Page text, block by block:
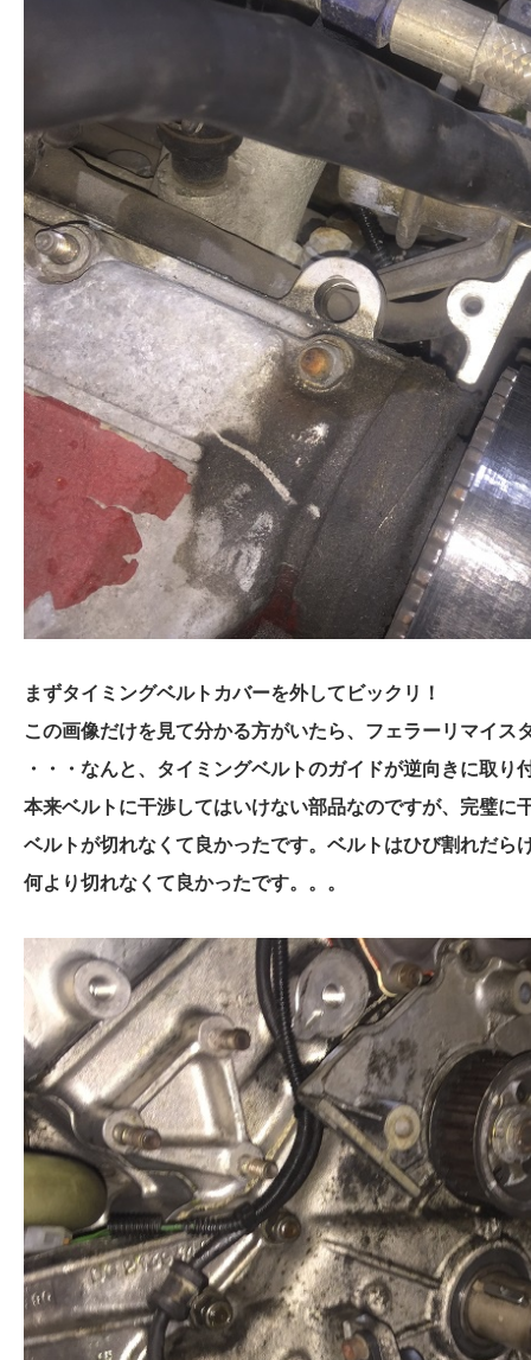
まずタイミングベルトカバーを外してビックリ！
この画像だけを見て分かる方がいたら、フェラーリマイス
・・・なんと、タイミングベルトのガイドが逆向きに取り
本来ベルトに干渉してはいけない部品なのですが、完璧に
ベルトが切れなくて良かったです。ベルトはひび割れだら
何より切れなくて良かったです。。。